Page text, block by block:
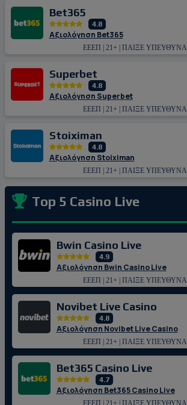
Bet365
4.8
Αξιολόγηση Bet365
ΕΕΕΠ | 21+ | ΠΑΙΞΕ ΥΠΕΥΘΥΝΑ
Superbet
4.8
Αξιολόγηση Superbet
ΕΕΕΠ | 21+ | ΠΑΙΞΕ ΥΠΕΥΘΥΝΑ
Stoiximan
4.8
Αξιολόγηση Stoiximan
ΕΕΕΠ | 21+ | ΠΑΙΞΕ ΥΠΕΥΘΥΝΑ
Top 5 Casino Live
Bwin Casino Live
4.9
Αξιολόγηση Bwin Casino Live
ΕΕΕΠ | 21+ | ΠΑΙΞΕ ΥΠΕΥΘΥΝΑ
Novibet Live Casino
4.8
Αξιολόγηση Novibet Live Casino
ΕΕΕΠ | 21+ | ΠΑΙΞΕ ΥΠΕΥΘΥΝΑ
Bet365 Casino Live
4.7
Αξιολόγηση Bet365 Casino Live
ΕΕΕΠ | 21+ | ΠΑΙΞΕ ΥΠΕΥΘΥΝΑ